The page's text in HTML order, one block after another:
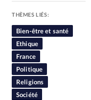
People
THÈMES LIÉS:
Bien-être et santé
Ethique
France
Politique
Religions
Société